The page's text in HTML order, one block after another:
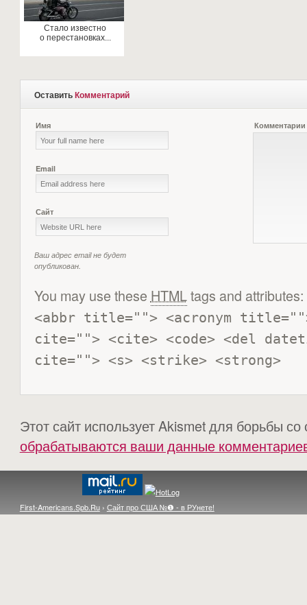
Стало известно
о перестановках...
ОставитьКомментарий
Имя
Email
Сайт
Ваш адрес email не будет
опубликован.
Комментарии
You may use these HTMLtags and attributes:
<abbr title=""> <acronym
cite=""> <cite> <code> <del
cite=""> <s> <strike> <strong>
Этот сайт использует Akismet для борьбы
обрабатываются ваши данные
First-Americans.Spb.Ru› Сайт про США №❶ - в РУнете!